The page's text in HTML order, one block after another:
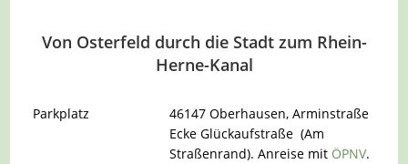
Von Osterfeld durch die Stadt zum Rhein-
Herne-Kanal
Parkplatz
46147 Oberhausen, Arminstraße
Ecke Glückaufstraße (Am
Straßenrand). Anreise mit ÖPNV.